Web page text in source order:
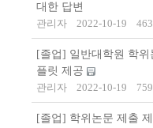
대한 답변
관리자
2022-10-19 463
[졸업] 일반대학원 학
플릿 제공
관리자
2022-10-19 759
[졸업] 학위논문 제출